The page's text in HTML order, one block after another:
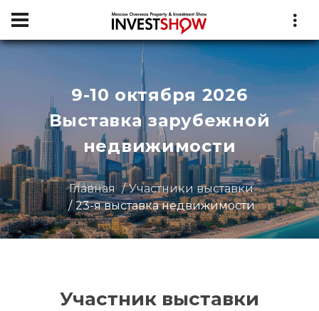
9-10 октября 2026
Выставка зарубежной
недвижимости
Главная
Участники выставки
23-я выставка недвижимости
Участник выставки